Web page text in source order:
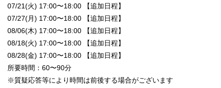
07/21(火) 17:00〜18:00 【追加日程】
07/27(月) 17:00〜18:00 【追加日程】
08/06(木) 17:00〜18:00 【追加日程】
08/18(火) 17:00〜18:00 【追加日程】
08/28(金) 17:00〜18:00 【追加日程】
所要時間：60〜90分
※質疑応答等により時間は前後する場合がございます